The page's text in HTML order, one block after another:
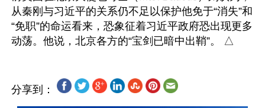
从秦刚与习近平的关系仍不足以保护他免于“消失”和
“免职”的命运看来，恐象征着习近平政府恐出现更多
分享到：